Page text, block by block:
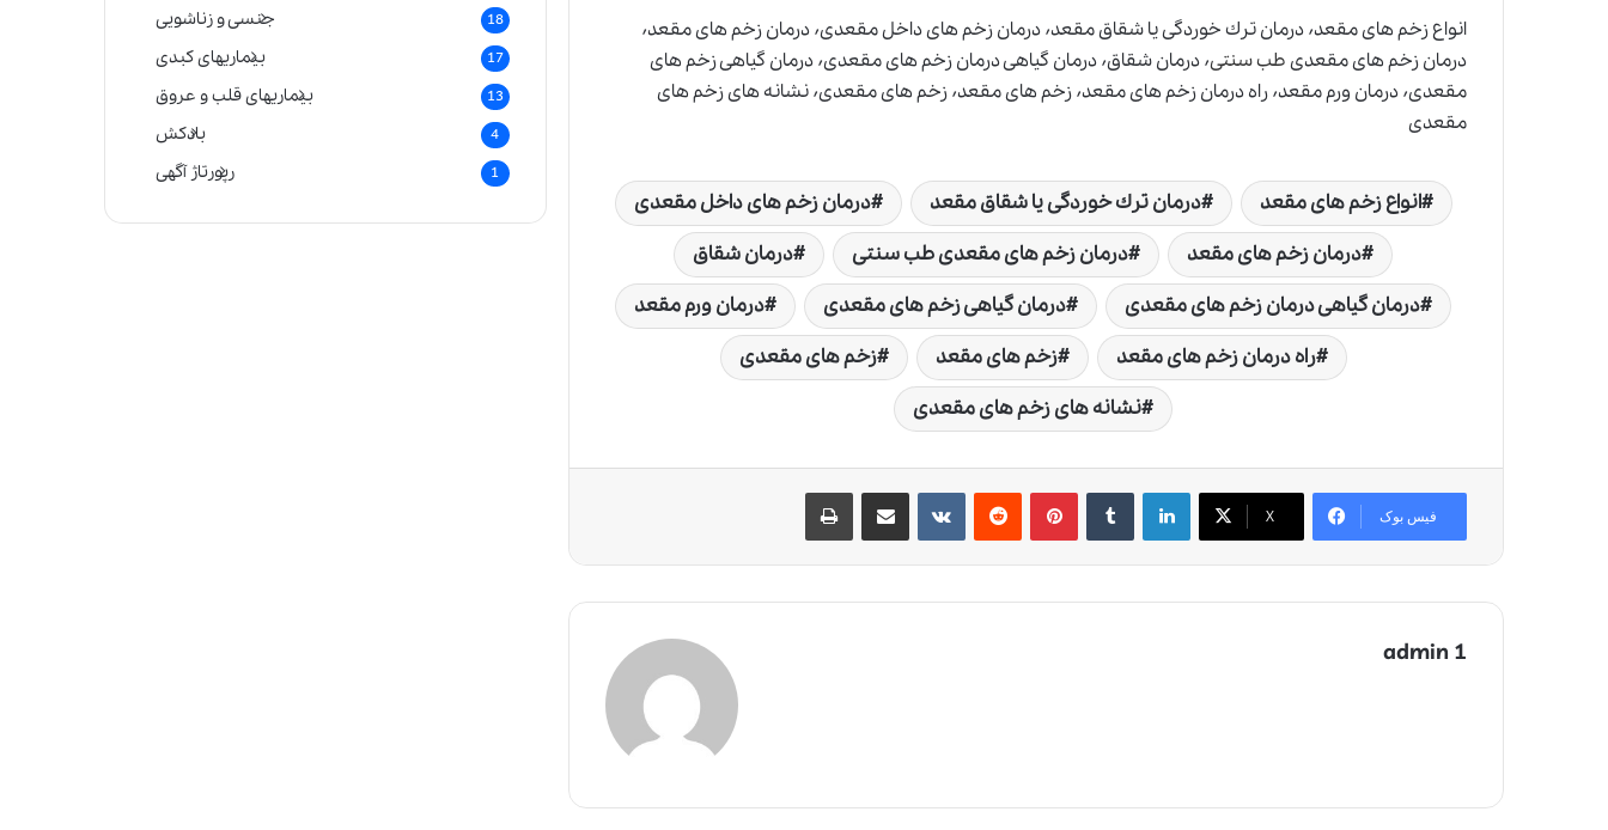
انواع زخم های مقعد٬ درمان ترك خوردگى يا شقاق مقعد٬ درمان زخم های داخل مقعدی٬ درمان زخم های مقعد٬
درمان زخم های مقعدیطب سنتی
٬ درمان شقاق٬ درمان گیاهی درمان زخم های مقعدی٬ درمان گیاهی زخم های
مقعدی٬ درمان ورم مقعد٬ راه درمان زخم های مقعد٬ زخم های مقعد٬ زخم های مقعدی٬ نشانه های زخم های
مقعدی
انواع زخم های مقعد درمان ترك خوردگى يا شقاق مقعد
درمان زخم های داخل مقعدی
درمان زخم های مقعد
درمان زخم های مقعدی طب سنتی
درمان شقاق
درمان گیاهی درمان زخم های مقعدی
درمان گیاهی زخم های مقعدی
درمان ورم مقعد
راه درمان زخم های مقعد
زخم های مقعد
زخم های مقعدی
نشانه های زخم های مقعدی
فیس بوک X
لینکدین ‫تامبلر ‫پین‌ترست‫رددیت ‫VKontakteاشتراک گذاری از طریق ایمیل چاپ
admin 1
جنسی و زناشویی 18
بیماریهای کبدی 17
بیماریهای قلب و عروق 13
بادکش 4
رپورتاژ آگهی 1